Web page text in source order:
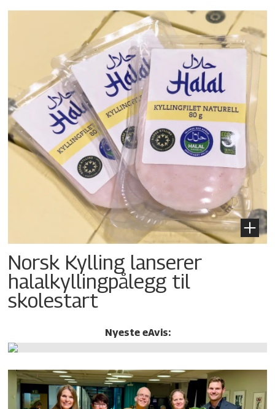
Norsk Kylling lanserer
halalkylling­pålegg til
skolestart
Nyeste eAvis: